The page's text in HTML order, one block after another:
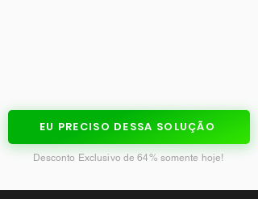
EU PRECISO DESSA SOLUÇÃO
Desconto Exclusivo de 64% somente hoje!​